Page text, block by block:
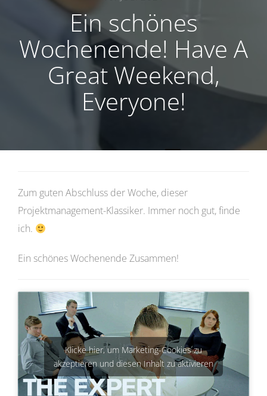
Ein schönes
Wochenende! Have A
Great Weekend,
Everyone!
Zum guten Abschluss der Woche, dieser
Projektmanagement-Klassiker. Immer noch gut, finde
ich.
Ein schönes Wochenende Zusammen!
Klicke hier, um Marketing-Cookies zu
akzeptieren und diesen Inhalt zu aktivieren